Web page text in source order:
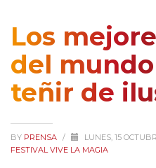
Los
del
teñir de
BY PRENSA / LUNES, 15
FESTIVAL VIVE LA MAGIA